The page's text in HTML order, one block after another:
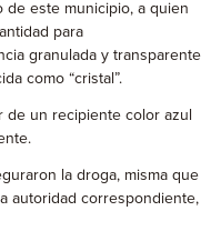
de este municipio, a quien
para
granulada y transparente
como “cristal”.
de un recipiente color azul
la droga, misma que
autoridad correspondiente,